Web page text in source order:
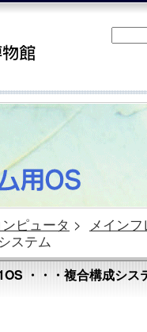
ピュータ > メイン
ステム
・・・複合構成シス